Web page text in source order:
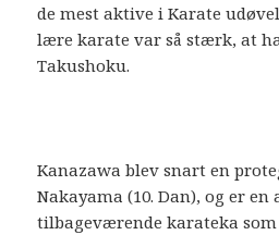
de mest aktive i Karate
lære karate var så stærk, at
Takushoku.
Kanazawa blev snart en
Nakayama (10. Dan), og er en
tilbageværende karateka